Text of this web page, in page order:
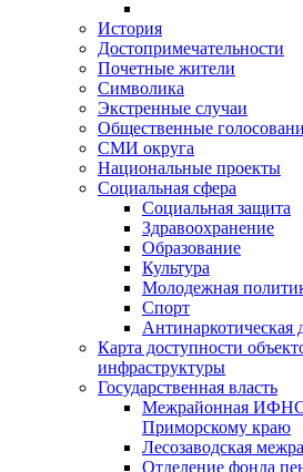
История
Достопримечательности
Почетные жители
Символика
Экстренные случаи
Общественные
СМИ округа
Национальные проекты
Социальная сфера
Социальная защита
Здравоохранение
Образование
Культура
Молодежная
Спорт
Антинаркотическая
Карта доступности
инфраструктуры
Государственная власть
Межрайонная
Приморскому краю
Лесозаводская
Отделение фонда